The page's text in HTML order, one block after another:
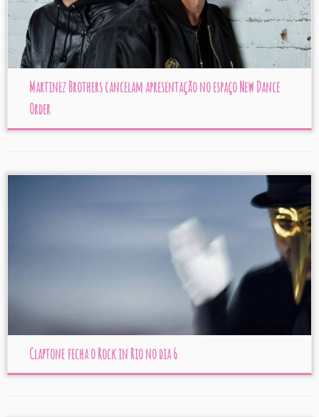
Martinez Brothers cancelam apresentação no espaço New Dance
Order
Claptone fecha o Rock in Rio no dia 6